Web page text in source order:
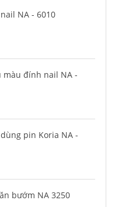
NA - 6010
màu đính nail NA -
pin Koria NA -
bướm NA 3250